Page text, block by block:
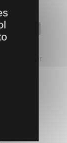
0621732
éclair